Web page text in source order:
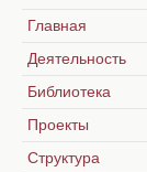
Главная
Деятельность
Библиотека
Проекты
Структура